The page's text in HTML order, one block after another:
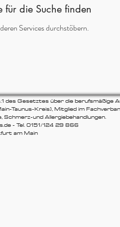
für die Suche finden
Services durchstöbern.
des Gesetztes über die berufsmäßige
Taunus-Kreis), Mitglied im
und Allergiebehandlungen.
- Tel. 0151/124 29 866
Main